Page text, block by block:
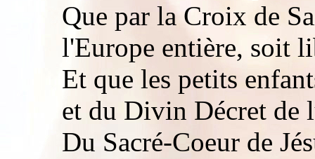
Que par la Croix de
l'Europe entière, soit
Et que les petits
et du Divin Décret de
Du Sacré-Coeur de